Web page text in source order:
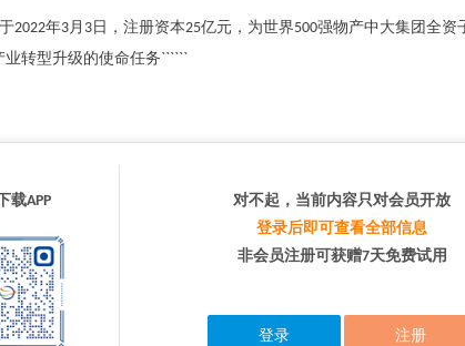
2022年3月3日，注册资本25亿元，为世界500强物产中大集团全
转型升级的使命任务``````
载APP
对不起，当前内容只对会员开放
登录后即可查看全部信息
非会员注册可获赠7天免费试用
登录 注册